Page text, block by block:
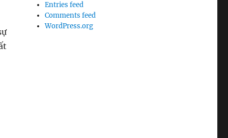
Entries feed
Comments feed
WordPress.org